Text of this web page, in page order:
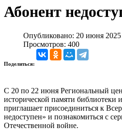
Абонент
Опубликовано: 20 июня 2025
Просмотров: 400
Поделиться:
С 20 по 22 июня Региональный
исторической памяти библиотеки
приглашает присоединиться к
недоступен» и познакомиться с
Отечественной войне.